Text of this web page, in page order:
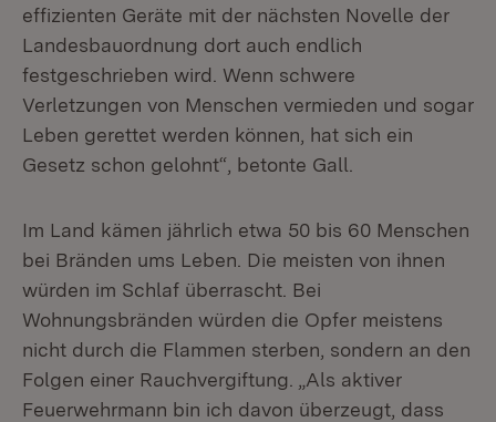
effizienten Geräte mit der nächsten Novelle der
Landesbauordnung dort auch endlich
festgeschrieben wird. Wenn schwere
Verletzungen von Menschen vermieden und sogar
Leben gerettet werden können, hat sich ein
Gesetz schon gelohnt“, betonte Gall.
Im Land kämen jährlich etwa 50 bis 60 Menschen
bei Bränden ums Leben. Die meisten von ihnen
würden im Schlaf überrascht. Bei
Wohnungsbränden würden die Opfer meistens
nicht durch die Flammen sterben, sondern an den
Folgen einer Rauchvergiftung. „Als aktiver
Feuerwehrmann bin ich davon überzeugt, dass